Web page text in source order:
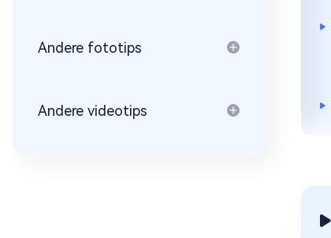
Andere fototips
Andere videotips